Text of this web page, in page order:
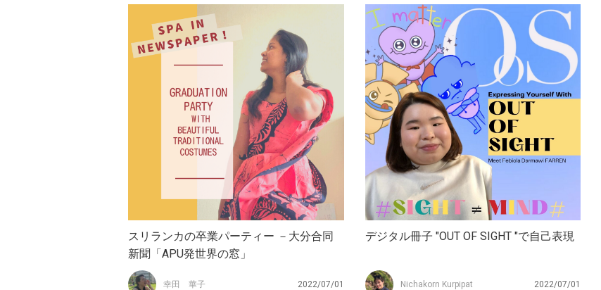
スリランカの卒業パーティー －大分合同
新聞「APU発世界の窓」
幸田 華子 2022/07/01
デジタル冊子 "OUT OF SIGHT "で自己表現
Nichakorn Kurpipat 2022/07/01